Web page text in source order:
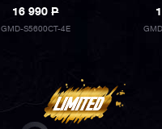
16 990P
GMD-S5600CT-4E